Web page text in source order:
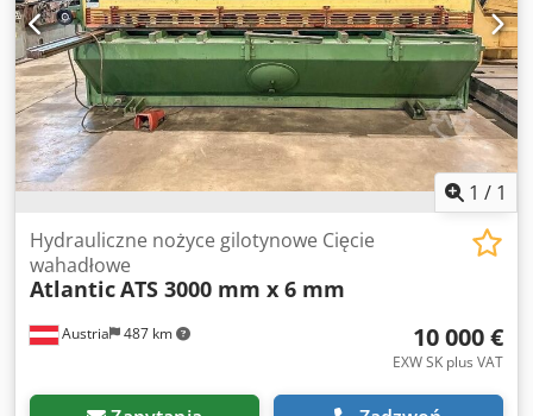
1 / 1
Austria 487 km
Hydrauliczne nożyce gilotynowe Cięcie
wahadłowe
AtlanticATS 3000 mm x 6 mm
10 000 €
EXW SK plus VAT